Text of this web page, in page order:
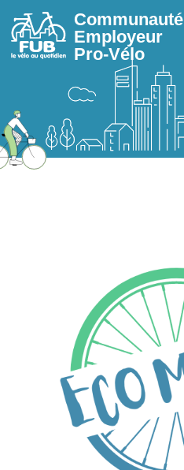
Aller au contenu principal
Communauté
Employeur
Pro-Vélo